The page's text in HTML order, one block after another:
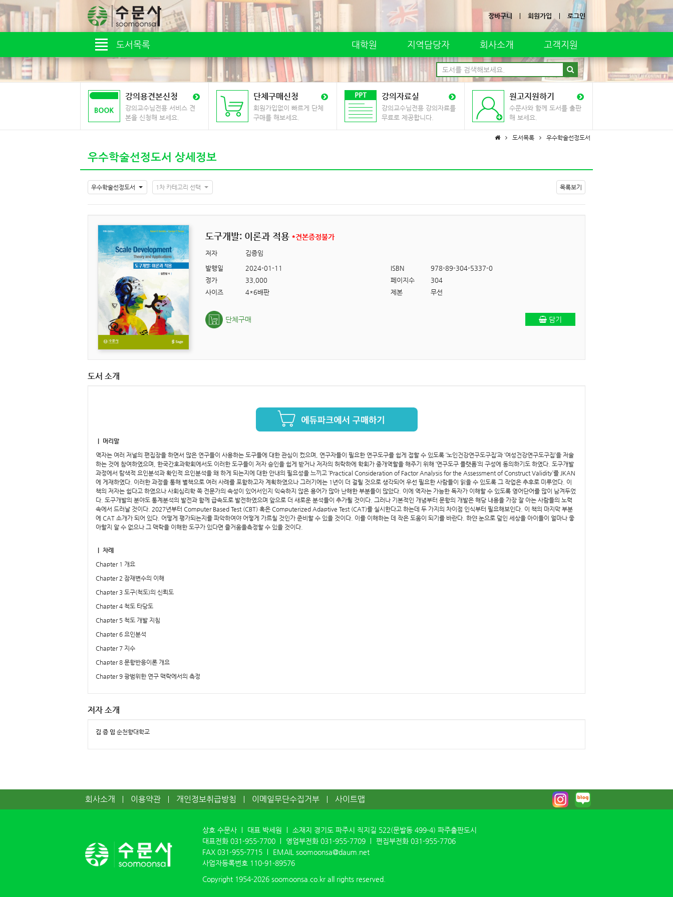
장바구니 회원가입 로그인
도서목록 대학원 지역담당자 회사소개 고객지원
강의용견본신청
강의교수님전용 서비스 견
본을 신청해 보세요.
단체구매신청
회원가입없이 빠르게 단체
구매를 해보세요.
강의자료실
강의교수님전용 강의자료를
무료로 제공합니다.
원고지원하기
수문사와 함께 도서를 출판
해 보세요.
도서목록 우수학술선정도서
우수학술선정도서 상세정보
우수학술선정도서 1차 카테고리 선택 목록보기
도구개발: 이론과 적용 *견본증정불가
저자
김증임
발행일
2024-01-11 ISBN
978-89-304-5337-0
정가
33,000 페이지수
304
사이즈
4*6배판 제본 무선
단체구매 담기
도서 소개
｜ 머리말
역자는 여러 저널의 편집장을 하면서 많은 연구들이 사용하는 도구들에 대한 관심이 컸으며, 연구자들이 필요한 연구도구를 쉽게 접할 수 있도록 ‘노인건강연구도구집’과 ‘여성건강연구도구집’을 저술
하는 것에 참여하였으며, 한국간호과학회에서도 이러한 도구들이 저자 승인을 쉽게 받거나 저자의 허락하에 학회가 중개역할을 해주기 위해 ‘연구도구 플랫폼’의 구성에 동의하기도 하였다. 도구개발
과정에서 탐색적 요인분석과 확인적 요인분석을 왜 하게 되는지에 대한 안내의 필요성을 느끼고 ‘Practical Consideration of Factor Analysis for the Assessment of Construct Validity’를 JKAN
에 게재하였다. 이러한 과정을 통해 별책으로 여러 사례를 포함하고자 계획하였으나 그러기에는 1년이 더 걸릴 것으로 생각되어 우선 필요한 사람들이 읽을 수 있도록 그 작업은 추후로 미루었다. 이
책의 저자는 쉽다고 하였으나 사회심리학 쪽 전문가의 속성이 있어서인지 익숙하지 않은 용어가 많아 난해한 부분들이 많았다. 이에 역자는 가능한 독자가 이해할 수 있도록 영어단어를 많이 남겨두었
다. 도구개발의 분야도 통계분석의 발전과 함께 급속도로 발전하였으며 앞으로 더 새로운 분석들이 추가될 것이다. 그러나 기본적인 개념부터 문항의 개발은 해당 내용을 가장 잘 아는 사람들의 노력
속에서 드러날 것이다. 2027년부터 Computer Based Test (CBT) 혹은 Computerized Adaptive Test (CAT)를 실시한다고 하는데 두 가지의 차이점 인식부터 필요해보인다. 이 책의 마지막 부분
에 CAT 소개가 되어 있다. 어떻게 평가되는지를 파악하여야 어떻게 가르칠 것인가 준비할 수 있을 것이다. 이를 이해하는 데 작은 도움이 되기를 바란다. 하얀 눈으로 덮인 세상을 아이들이 얼마나 좋
아할지 알 수 없으나 그 맥락을 이해한 도구가 있다면 즐거움을측정할 수 있을 것이다.
｜ 차례
Chapter 1 개요
Chapter 2 잠재변수의 이해
Chapter 3 도구(척도)의 신뢰도
Chapter 4 척도 타당도
Chapter 5 척도 개발 지침
Chapter 6 요인분석
Chapter 7 지수
Chapter 8 문항반응이론 개요
Chapter 9 광범위한 연구 맥락에서의 측정
저자 소개
김 증 임 순천향대학교
회사소개 이용약관 개인정보취급방침 이메일무단수집거부 사이트맵
상호 수문사 대표 박세원
소재지 경기도 파주시 직지길 522(문발동 499-4) 파주출판도시
대표전화 031-955-7700 영업부전화 031-955-7709 편집부전화 031-955-7706
FAX 031-955-7715 EMAIL soomoonsa@daum.net
사업자등록번호 110-91-89576
Copyright 1954-2026 soomoonsa.co.kr all rights reserved.